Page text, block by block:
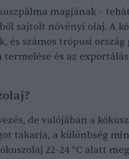
magjának –
sajtolt növényi olaj. A
és számos trópusi ország
és az
de valójában a
takarja, a különbség
22–24 °C alatt